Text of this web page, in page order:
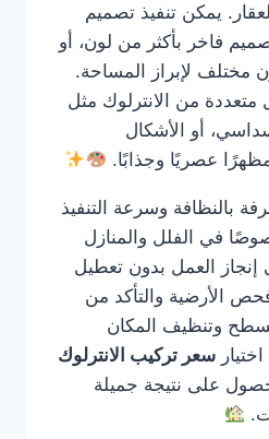
يمكن تنفيذ تصميم
فاخر بأكثر من لون، أو
مختلف لإبراز المساحة.
متعددة من الانترلوك مثل
أو الأشكال
عصريًا وجذابًا.
بالنظافة وسرعة التنفيذ
في الفلل والمنازل
إنجاز العمل بدون تعطيل
فحص الأرضية والتأكد من
وتنظيف المكان
سعر تركيب الانترلوك
على نتيجة جميلة